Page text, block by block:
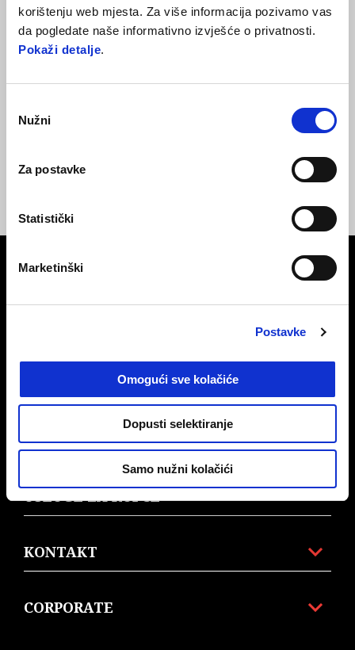
korištenju web mjesta. Za više informacija pozivamo vas
da pogledate naše informativno izvješće o privatnosti.
Pokaži detalje.
pristanka
Nužni
Za postavke
Statistički
Marketinški
Postavke
Omogući sve kolačiće
Dopusti selektiranje
Samo nužni kolačići
DODACI I ODJEĆA
MOTO GUZZI WORLD
USLUGE ZA KUPCE
KONTAKT
CORPORATE